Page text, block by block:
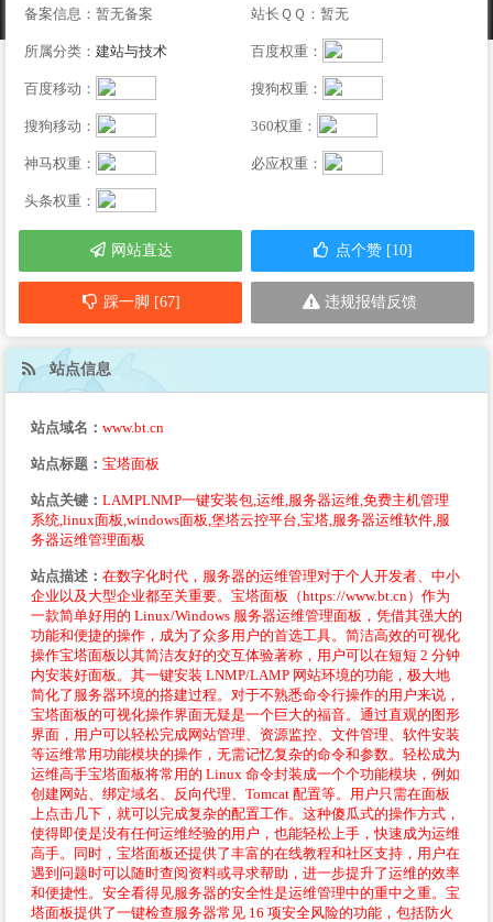
备案信息：暂无备案 站长ＱＱ：暂无
所属分类： 建站与技术 百度权重：
百度移动： 搜狗权重：
搜狗移动： 360权重：
神马权重： 必应权重：
头条权重：
网站直达 点个赞 [10]
踩一脚 [67] 违规报错反馈
站点信息
站点域名： www.bt.cn
站点标题： 宝塔面板
站点关键： LAMPLNMP一键安装包,运维,服务器运维,免费主机管理
系统,linux面板,windows面板,堡塔云控平台,宝塔,服务器运维软件,服
务器运维管理面板
站点描述： 在数字化时代，服务器的运维管理对于个人开发者、中小
企业以及大型企业都至关重要。宝塔面板（https://www.bt.cn）作为
一款简单好用的 Linux/Windows 服务器运维管理面板，凭借其强大的
功能和便捷的操作，成为了众多用户的首选工具。简洁高效的可视化
操作宝塔面板以其简洁友好的交互体验著称，用户可以在短短 2 分钟
内安装好面板。其一键安装 LNMP/LAMP 网站环境的功能，极大地
简化了服务器环境的搭建过程。对于不熟悉命令行操作的用户来说，
宝塔面板的可视化操作界面无疑是一个巨大的福音。通过直观的图形
界面，用户可以轻松完成网站管理、资源监控、文件管理、软件安装
等运维常用功能模块的操作，无需记忆复杂的命令和参数。轻松成为
运维高手宝塔面板将常用的 Linux 命令封装成一个个功能模块，例如
创建网站、绑定域名、反向代理、Tomcat 配置等。用户只需在面板
上点击几下，就可以完成复杂的配置工作。这种傻瓜式的操作方式，
使得即使是没有任何运维经验的用户，也能轻松上手，快速成为运维
高手。同时，宝塔面板还提供了丰富的在线教程和社区支持，用户在
遇到问题时可以随时查阅资料或寻求帮助，进一步提升了运维的效率
和便捷性。安全看得见服务器的安全性是运维管理中的重中之重。宝
塔面板提供了一键检查服务器常见 16 项安全风险的功能，包括防火